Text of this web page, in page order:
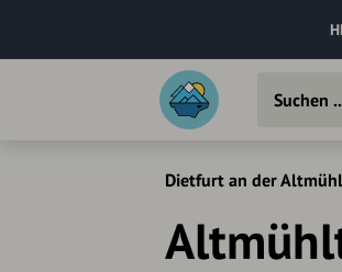
Dietfurt an der Altmühl